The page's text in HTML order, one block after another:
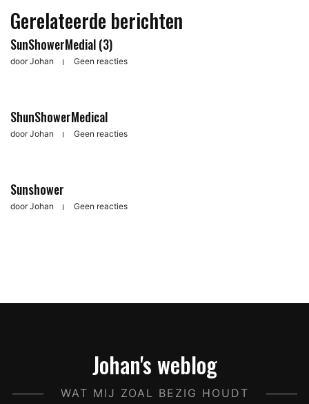
Gerelateerde berichten
SunShowerMedial (3)
doorJohan Geen reacties
ShunShowerMedical
doorJohan Geen reacties
Sunshower
doorJohan Geen reacties
Johan's weblog
WAT MIJ ZOAL BEZIG HOUDT